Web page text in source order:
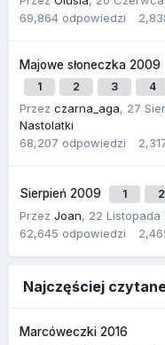
69,864 odpowiedzi
Majowe słoneczka 2009
1 2 3 4
Przez czarna_aga, 27
Nastolatki
68,207 odpowiedzi
Sierpień 2009 1 2
Przez Joan, 22 Listopada
62,645 odpowiedzi
Najczęściej
Marcóweczki 2016